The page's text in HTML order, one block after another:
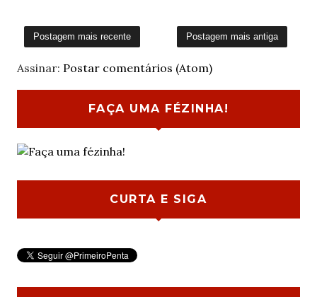
Postagem mais recente Postagem mais antiga
Assinar: Postar comentários (Atom)
FAÇA UMA FÉZINHA!
CURTA E SIGA